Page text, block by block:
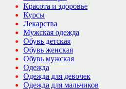
Красота и здоровье
Курсы
Лекарства
Мужская одежда
Обувь детская
Обувь женская
Обувь мужская
Одежда
Одежда для девочек
Одежда для мальчиков